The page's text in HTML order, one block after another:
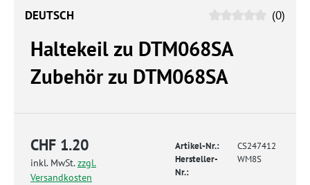
DEUTSCH (0)
Haltekeil zu DTM068SA
Zubehör zu DTM068SA
CHF 1.20
inkl. MwSt.zzgl.
Versandkosten
Artikel-Nr.:
CS247412
Hersteller-
Nr.:
WM8S